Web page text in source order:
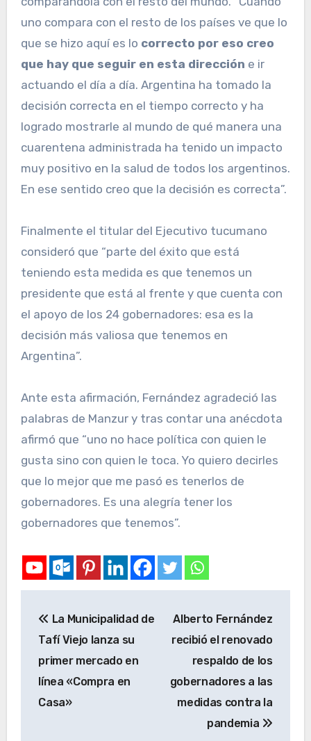
uno compara con el resto de los países ve que lo
que se hizo aquí es lo correcto por eso creo
que hay que seguir en esta dirección e ir
actuando el día a día. Argentina ha tomado la
decisión correcta en el tiempo correcto y ha
logrado mostrarle al mundo de qué manera una
cuarentena administrada ha tenido un impacto
muy positivo en la salud de todos los argentinos.
En ese sentido creo que la decisión es correcta”.
Finalmente el titular del Ejecutivo tucumano
consideró que “parte del éxito que está
teniendo esta medida es que tenemos un
presidente que está al frente y que cuenta con
el apoyo de los 24 gobernadores: esa es la
decisión más valiosa que tenemos en
Argentina”.
Ante esta afirmación, Fernández agradeció las
palabras de Manzur y tras contar una anécdota
afirmó que “uno no hace política con quien le
gusta sino con quien le toca. Yo quiero decirles
que lo mejor que me pasó es tenerlos de
gobernadores. Es una alegría tener los
gobernadores que tenemos”.
La Municipalidad de
Tafí Viejo lanza su
primer mercado en
línea «Compra en
Casa»
Alberto Fernández
recibió el renovado
respaldo de los
gobernadores a las
medidas contra la
pandemia